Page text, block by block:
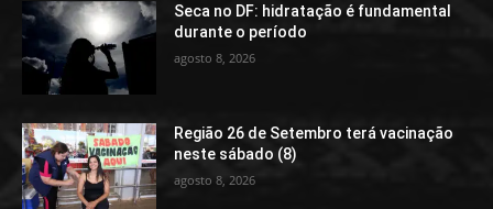
Seca no DF: hidratação é fundamental
durante o período
agosto 8, 2026
Região 26 de Setembro terá vacinação
neste sábado (8)
agosto 8, 2026